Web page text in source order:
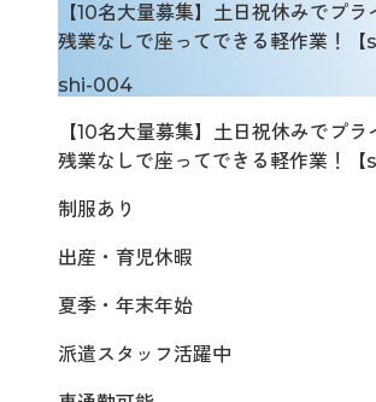
【10名大量募集】土日祝休みでプラ
残業なしで座ってできる軽作業！【
shi-004
【10名大量募集】土日祝休みでプラ
残業なしで座ってできる軽作業！【
制服あり
出産・育児休暇
夏季・年末年始
派遣スタッフ活躍中